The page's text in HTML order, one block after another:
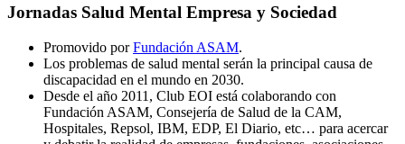
Jornadas Salud Mental Empresa y Sociedad
Promovido porFundación ASAM.
Los problemas de salud mental serán la principal causa de
discapacidad en el mundo en 2030.
Desde el año 2011, Club EOI está colaborando con
Fundación ASAM, Consejería de Salud de la CAM,
Hospitales, Repsol, IBM, EDP, El Diario, etc… para acercar